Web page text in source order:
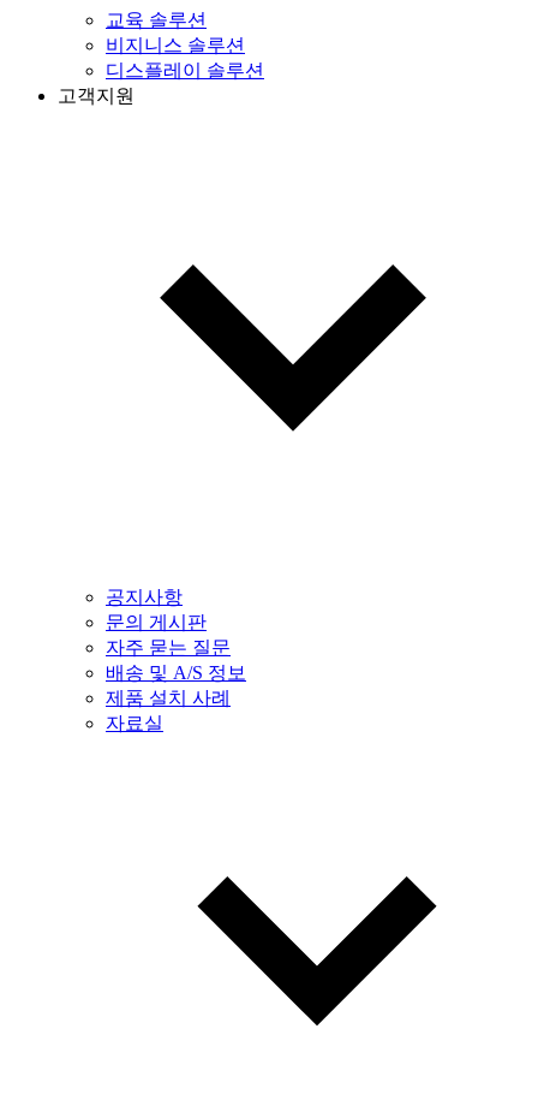
교육 솔루션
비지니스 솔루션
디스플레이 솔루션
고객지원
공지사항
문의 게시판
자주 묻는 질문
배송 및 A/S 정보
제품 설치 사례
자료실